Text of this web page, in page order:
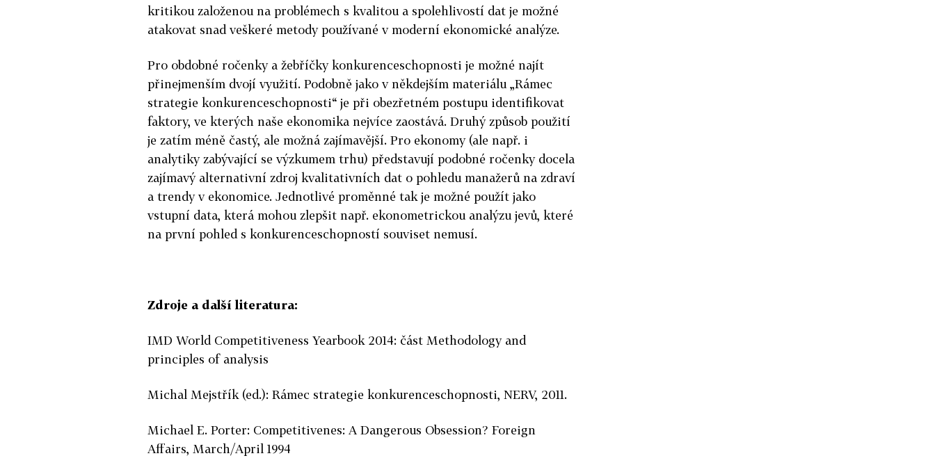
kritikou založenou na problémech s kvalitou a spolehlivostí dat je možné
atakovat snad veškeré metody používané v moderní ekonomické analýze.
Pro obdobné ročenky a žebříčky konkurenceschopnosti je možné najít
přinejmenším dvojí využití. Podobně jako v někdejším materiálu „Rámec
strategie konkurenceschopnosti“ je při obezřetném postupu identifikovat
faktory, ve kterých naše ekonomika nejvíce zaostává. Druhý způsob použití
je zatím méně častý, ale možná zajímavější. Pro ekonomy (ale např. i
analytiky zabývající se výzkumem trhu) představují podobné ročenky docela
zajímavý alternativní zdroj kvalitativních dat o pohledu manažerů na zdraví
a trendy v ekonomice. Jednotlivé proměnné tak je možné použít jako
vstupní data, která mohou zlepšit např. ekonometrickou analýzu jevů, které
na první pohled s konkurenceschopností souviset nemusí.
Zdroje a další literatura:
IMD World Competitiveness Yearbook 2014: část Methodology and
principles of analysis
Michal Mejstřík (ed.): Rámec strategie konkurenceschopnosti, NERV, 2011.
Michael E. Porter: Competitivenes: A Dangerous Obsession? Foreign
Affairs, March/April 1994